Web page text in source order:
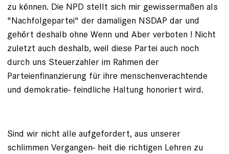
zu können. Die NPD stellt sich mir gewissermaßen als
"Nachfolgepartei" der damaligen NSDAP dar und
gehört deshalb ohne Wenn und Aber verboten ! Nicht
zuletzt auch deshalb, weil diese Partei auch noch
durch uns Steuerzahler im Rahmen der
Parteienfinanzierung für ihre menschenverachtende
und demokratie- feindliche Haltung honoriert wird.
Sind wir nicht alle aufgefordert, aus unserer
schlimmen Vergangen- heit die richtigen Lehren zu